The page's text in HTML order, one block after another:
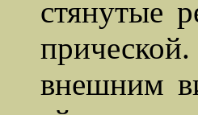
стянутые
внешним